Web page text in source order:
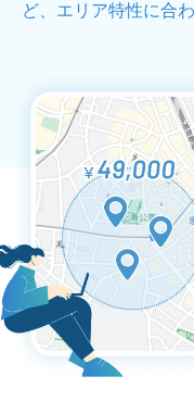
ど、エリア特性に合